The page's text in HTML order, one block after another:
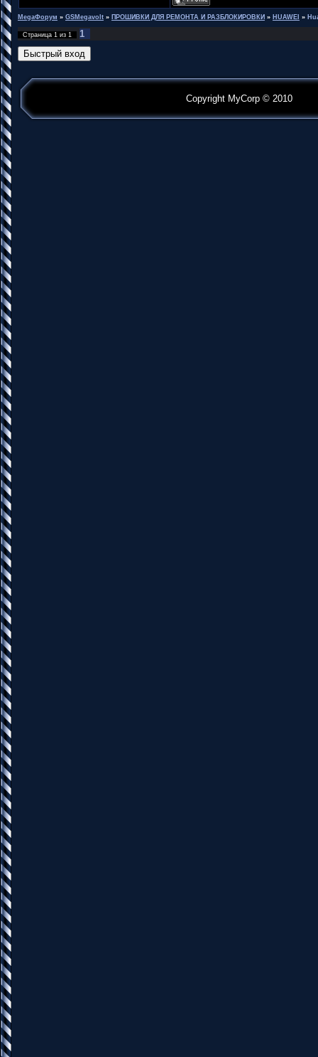
MegaФорум » GSMegavolt » ПРОШИВКИ ДЛЯ РЕМОНТА И РАЗБЛОКИРОВКИ » HUAWEI »
Страница 1 из 1 1
Copyright MyCorp © 2010